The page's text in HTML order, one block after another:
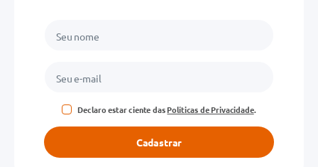
Declaro estar ciente dasPolíticas de Privacidade.
Cadastrar